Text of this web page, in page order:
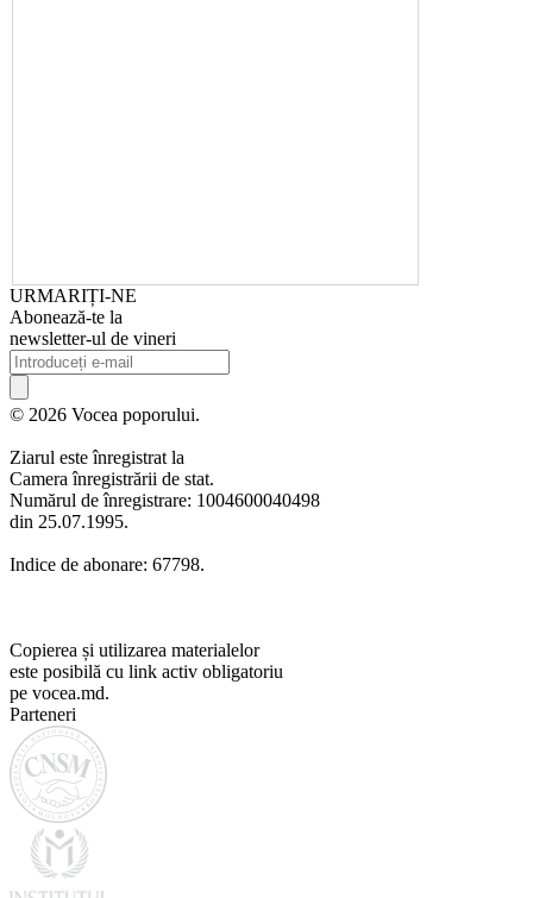
URMARIȚI-NE
Abonează-te la
newsletter-ul de vineri
© 2026 Vocea poporului.
Ziarul este înregistrat la
Camera înregistrării de stat.
Numărul de înregistrare: 1004600040498
din 25.07.1995.
Indice de abonare: 67798.
Copierea și utilizarea materialelor
este posibilă cu link activ obligatoriu
pe vocea.md.
Parteneri